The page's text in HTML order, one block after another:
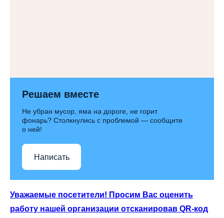
Решаем вместе
Не убран мусор, яма на дороге, не горит
фонарь? Столкнулись с проблемой — сообщите
о ней!
Написать
Уважаемые посетители! Просим Вас оценить
работу нашей организации отсканировав QR-код